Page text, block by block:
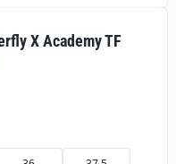
X Academy TF